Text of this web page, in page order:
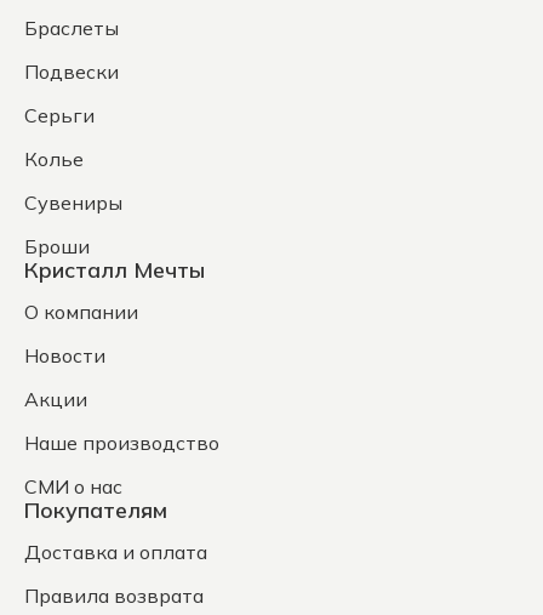
Браслеты
Подвески
Серьги
Колье
Сувениры
Броши
Кристалл Мечты
О компании
Новости
Акции
Наше производство
СМИ о нас
Покупателям
Доставка и оплата
Правила возврата